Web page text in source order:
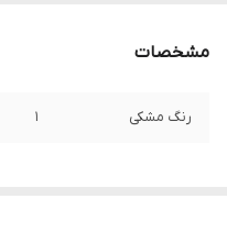
مشخصات
رنگ مشکی 1